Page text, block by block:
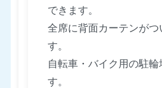
できます。
全席に背面カーテンがつ
す。
自転車・バイク用の駐輪
す。